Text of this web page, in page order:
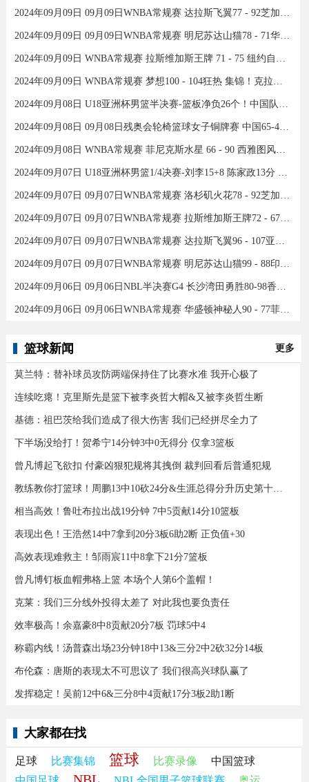
2024年09月09日 09月09日WNBA常规赛 达拉斯飞翼77 - 92芝加哥天空 全场集锦
2024年09月09日 09月09日WNBA常规赛 明尼苏达山猫78 - 71华盛顿神秘人 全场集锦
2024年09月09日 WNBA常规赛 拉斯维加斯王牌 71 - 75 纽约自由人 全场集锦
2024年09月09日 WNBA常规赛 梦想100 - 104狂热 集锦！克拉克26分12助
2024年09月08日 U18亚洲杯男篮半决赛-篮板净负26个！中国队不敌新西兰
2024年09月08日 09月08日残奥会轮椅篮球女子铜牌赛 中国65-43加拿大 全场集锦
2024年09月08日 WNBA常规赛 菲尼克斯水星 66 - 90 西雅图风暴 全场集锦
2024年09月07日 U18亚洲杯男篮1/4决赛-刘李15+8 陈家政13分 中国46分大胜印度
2024年09月07日 09月07日WNBA常规赛 洛杉矶火花78 - 92芝加哥天空 全场集锦
2024年09月07日 09月07日WNBA常规赛 拉斯维加斯王牌72 - 67康涅狄格太阳 集锦
2024年09月07日 09月07日WNBA常规赛 达拉斯飞翼96 - 107亚特兰大梦想 全场集锦
2024年09月07日 09月07日WNBA常规赛 明尼苏达山猫99 - 88印第安纳狂热 全场集锦
2024年09月06日 09月06日NBL半决赛G4 长沙湾田勇胜80-98香港金牛 全场集锦
2024年09月06日 09月06日WNBA常规赛 华盛顿神秘人90 - 77菲尼克斯水星 全场集锦
篮球新闻 更多
莫兰特：替补球员攻防两端保持住了比赛水准 我开心极了
连续吃瘪！克里斯先是篮下被李炎哲大帽&又被李炎哲生断
基德：祖巴茨给我们造成了很大伤害 我们已经拼尽全力了
下半场没给打！贺希宁14分钟3中0无得分 仅拿3篮板
曾凡博起飞欲扣 付豪凶狠犯规将其拽倒 裁判回看后普通犯规
教练教你打篮球！周鹏13中10砍24分&生涯总得分升历史第十三！
相当高效！鲁吐布拉出战19分钟 7中5贡献14分10篮板
表现出色！王浩然14中7拿到20分3板6助2断 正负值+30
高效表现难救主！邹雨宸11中8拿下21分7篮板
曾凡博钉板血帽弗格上篮 本场个人第6个盖帽！
克莱：我们三分线外投得太差了 对此我也要负责任
效率极高！余嘉豪8中8贡献20分7板 罚球5中4
称霸内线！汤普森出场23分钟18中13&三分2中2砍32分14板
布伦森：唐斯的表现太不可思议了 我们很高兴球队赢了
发挥稳定！吴前12中6&三分8中4贡献17分3板2助1断
大家都在找
足球 比赛集锦 篮球 比赛录像
中国篮球